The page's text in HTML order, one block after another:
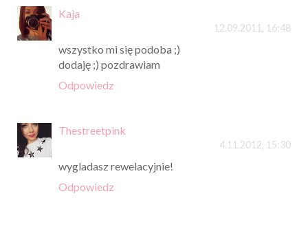
Kaja
12.09.2011, 16:48
wszystko mi się podoba ;)
dodaję ;) pozdrawiam
Odpowiedz
Thestreetpink
4.11.2012, 15:30
wygladasz rewelacyjnie!
Odpowiedz